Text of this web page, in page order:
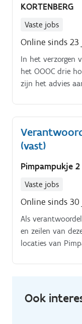
KORTENBERG
Vaste jobs
Online sinds 23
In het verzorgen
het OOOC drie
zijn het advies
(vast)
Pimpampukje 2
Vaste jobs
Online sinds 30
Als
en zeilen van
locaties van
verlaagd ratio
Ook